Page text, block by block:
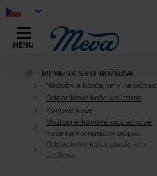
MENU
MEVA-SK S.R.O. ROŽŇAVA
Nádoby a kontajnery na odpad
Odpadkové koše vnútorné
Kovové koše
Vnútorné kovové odpadkové
koše na komunálny odpad
Odpadkový kôš s plastovou
vložkou